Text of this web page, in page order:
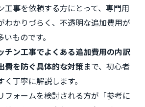
工事を依頼する方にとって、専門用
わかりづらく、不透明な追加費用が
ものです。
チン工事でよくある追加費用の内訳
費を防ぐ具体的な対策まで、初心者
丁寧に解説します。
フォームを検討される方が「参考に